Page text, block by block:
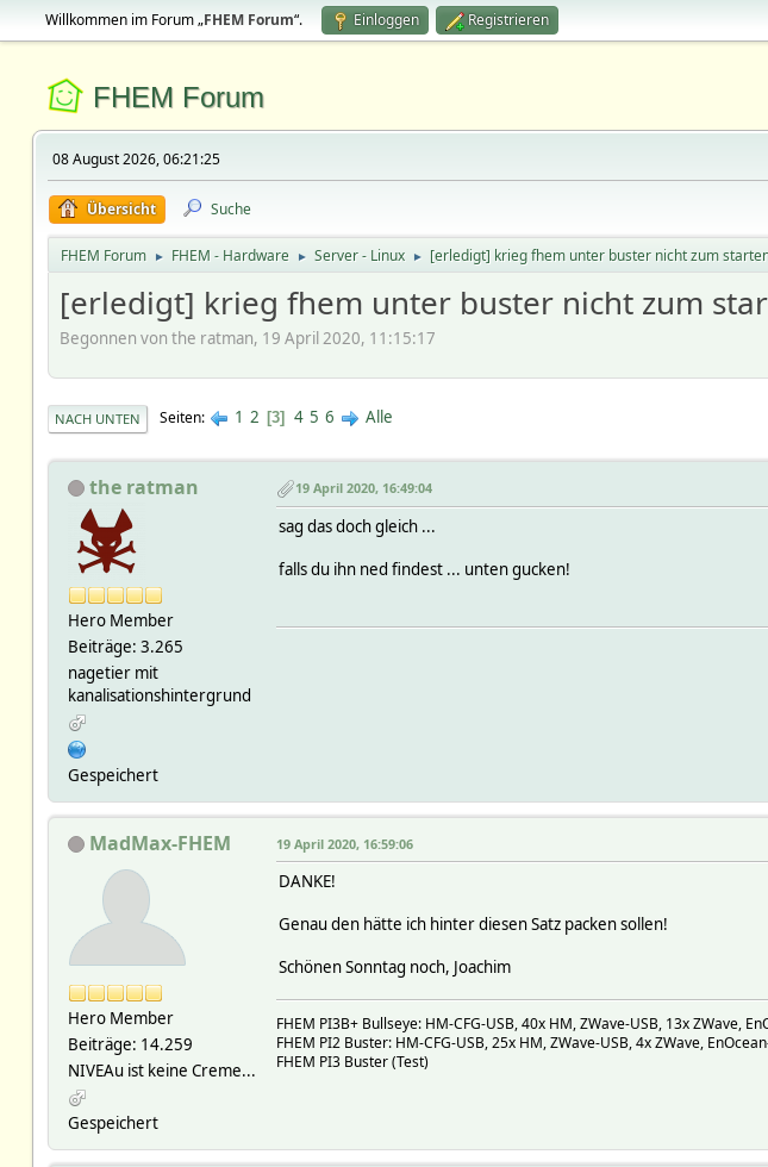
Willkommen im Forum „FHEM Forum“. Einloggen Registrieren
FHEM Forum
08 August 2026, 06:21:25
Übersicht Suche
FHEM Forum ► FHEM - Hardware ► Server - Linux ► [erledigt] krieg fhem unter buster nicht zum
[erledigt] krieg fhem unter buster nicht zum
Begonnen von the ratman, 19 April 2020, 11:15:17
NACH UNTEN Seiten 1 2 3 4 5 6 Alle
the ratman
Hero Member
Beiträge: 3.265
nagetier mit
kanalisationshintergrund
Gespeichert
19 April 2020, 16:49:04
sag das doch gleich ...
falls du ihn ned findest ... unten gucken!
MadMax-FHEM
Hero Member
Beiträge: 14.259
NIVEAu ist keine Creme...
Gespeichert
19 April 2020, 16:59:06
DANKE!
Genau den hätte ich hinter diesen Satz packen sollen!
Schönen Sonntag noch, Joachim
FHEM PI3B+ Bullseye: HM-CFG-USB, 40x HM, ZWave-USB, 13x ZWave,
FHEM PI2 Buster: HM-CFG-USB, 25x HM, ZWave-USB, 4x ZWave,
FHEM PI3 Buster (Test)